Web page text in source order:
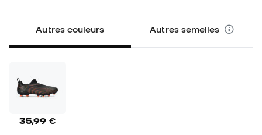
Autres couleurs Autres semelles
35,99 €